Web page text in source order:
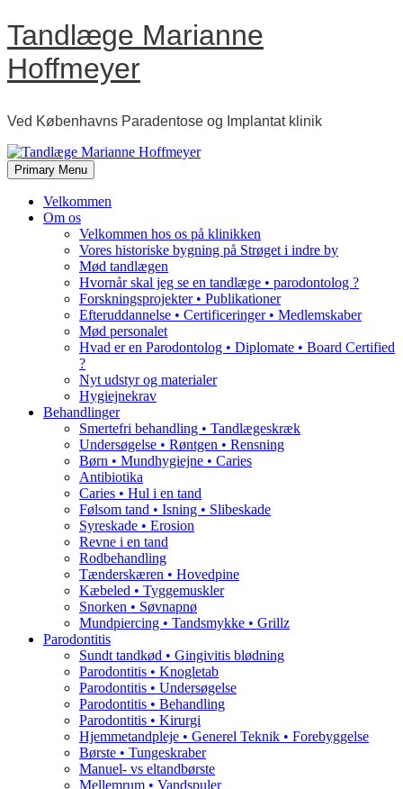
Skip
to
content
Tandlæge Marianne
Hoffmeyer
Ved Københavns Paradentose og Implantat klinik
Primary Menu
Velkommen
Om os
Velkommen hos os på klinikken
Vores historiske bygning på Strøget i indre by
Mød tandlægen
Hvornår skal jeg se en tandlæge • parodontolog ?
Forskningsprojekter • Publikationer
Efteruddannelse • Certificeringer • Medlemskaber
Mød personalet
Hvad er en Parodontolog • Diplomate • Board Certified
?
Nyt udstyr og materialer
Hygiejnekrav
Behandlinger
Smertefri behandling • Tandlægeskræk
Undersøgelse • Røntgen • Rensning
Børn • Mundhygiejne • Caries
Antibiotika
Caries • Hul i en tand
Følsom tand • Isning • Slibeskade
Syreskade • Erosion
Revne i en tand
Rodbehandling
Tænderskæren • Hovedpine
Kæbeled • Tyggemuskler
Snorken • Søvnapnø
Mundpiercing • Tandsmykke • Grillz
Parodontitis
Sundt tandkød • Gingivitis blødning
Parodontitis • Knogletab
Parodontitis • Undersøgelse
Parodontitis • Behandling
Parodontitis • Kirurgi
Hjemmetandpleje • Generel Teknik • Forebyggelse
Børste • Tungeskraber
Manuel- vs eltandbørste
Mellemrum • Vandspuler